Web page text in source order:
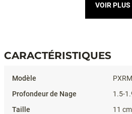
VOIR PLUS
CARACTÉRISTIQUES
1.5-
11 cm